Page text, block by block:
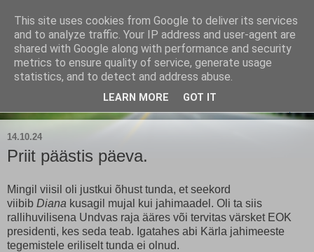
Kärla Jahimeeste Selts
Blogi Saaremaa keskpaiga jahimeeste tegemistest
14.10.24
Priit päästis päeva.
Mingil viisil oli justkui õhust tunda, et seekord
viibib Diana kusagil mujal kui jahimaadel. Oli ta siis
rallihuvilisena Undvas raja ääres või tervitas värsket EOK
presidenti, kes seda teab. Igatahes abi Kärla jahimeeste
tegemistele eriliselt tunda ei olnud.
This site uses cookies from Google to deliver its services
and to analyze traffic. Your IP address and user-agent are
shared with Google along with performance and security
metrics to ensure quality of service, generate usage
statistics, and to detect and address abuse.
LEARN MORE GOT IT